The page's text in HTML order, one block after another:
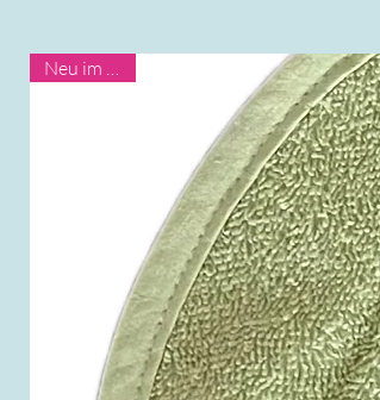
Neu im Shop